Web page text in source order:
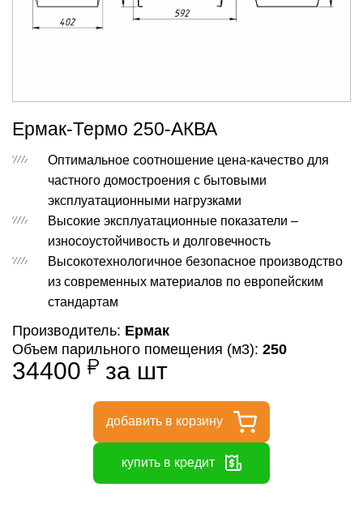
Ермак-Термо 250-АКВА
Оптимальное соотношение цена-качество для
частного домостроения с бытовыми
эксплуатационными нагрузками
Высокие эксплуатационные показатели –
износоустойчивость и долговечность
Высокотехнологичное безопасное производство
из современных материалов по европейским
стандартам
Производитель: Ермак
Объем парильного помещения (м3): 250
34400 за шт
добавить в корзину
купить в кредит